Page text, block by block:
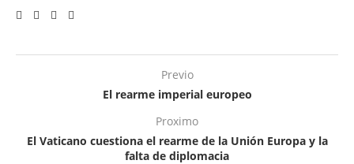
Previo
El rearme imperial europeo
Proximo
El Vaticano cuestiona el rearme de la Unión Europa y la
falta de diplomacia